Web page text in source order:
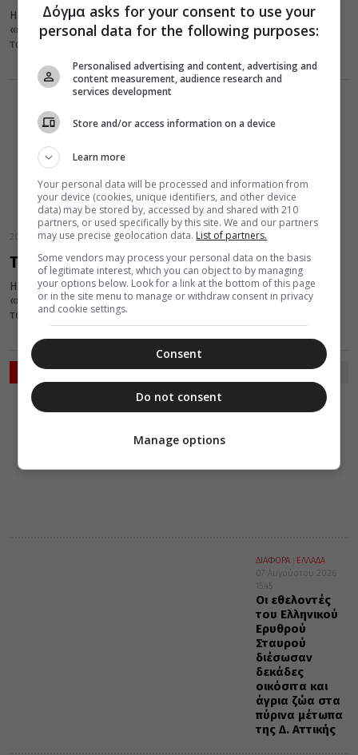
Η εικόνα της Παναγίας της Βηματάρισσας ή Κτητόρισσας είναι η
«εφέστιος» εικόνα της Μονής Βατοπαιδίου και είναι
τοποθετημένη στο...
20 Μαΐου 2016
Το θαύμα της Παναγίας της Βηματάρισσας
Η εικόνα της Παναγίας της Βηματάρισσας ή Κτητόρισσας είναι η
«εφέστιος» εικόνα της Μονής Βατοπαιδίου και είναι
τοποθετημένη στο...
ΡΟΗ ΕΙΔΗΣΕΩΝ
ΔΙΑΦΟΡΑ
ΔΙΑΦΟΡΑ
ΕΛΛΑΔΑ
07 Αυγούστου 2026
15:45
Οι εθελοντές
του Ελληνικού
Ερυθρού
Σταυρού
διέσωσαν
δεκάδες
οικόσιτα και
άγρια ζώα στα
πύρινα μέτωπα
της Δ. Αττικής
Δόγμα asks for your consent to use your
personal data for the following purposes:
Personalised advertising and content, advertising and
content measurement, audience research and
services development
Store and/or access information on a device
Learn more
Your personal data will be processed and information from
your device (cookies, unique identifiers, and other device
data) may be stored by, accessed by and shared with 210
partners, or used specifically by this site. We and our partners
may use precise geolocation data. List of partners.
Some vendors may process your personal data on the basis
of legitimate interest, which you can object to by managing
your options below. Look for a link at the bottom of this page
or in the site menu to manage or withdraw consent in privacy
and cookie settings.
Consent
Do not consent
Manage options